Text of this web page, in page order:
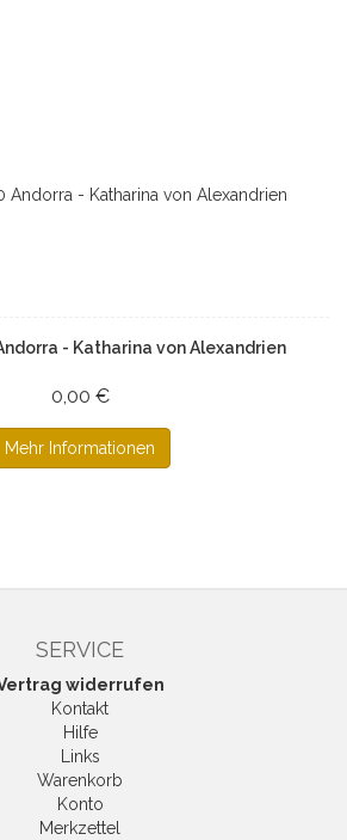
- Katharina von Alexandrien
0,00 €
Mehr Informationen
SERVICE
widerrufen
Kontakt
Hilfe
Links
Warenkorb
Konto
Merkzettel